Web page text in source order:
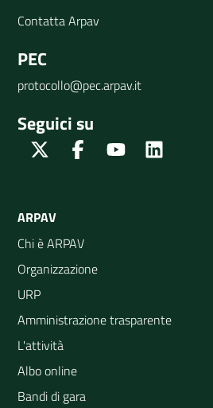
Contatta Arpav
PEC
protocollo@pec.arpav.it
Seguici su
Twitter FacebookYoutube
ARPAV
Chi è ARPAV
Organizzazione
URP
Amministrazione trasparente
L'attività
Albo online
Bandi di gara